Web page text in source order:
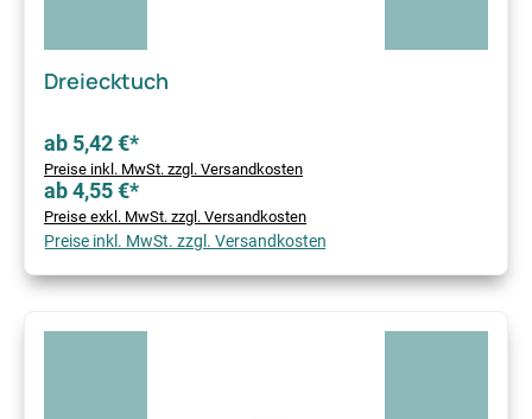
Dreiecktuch
ab 5,42 €*
Preise inkl. MwSt. zzgl. Versandkosten
ab 4,55 €*
Preise exkl. MwSt. zzgl. Versandkosten
Preise inkl. MwSt. zzgl. Versandkosten